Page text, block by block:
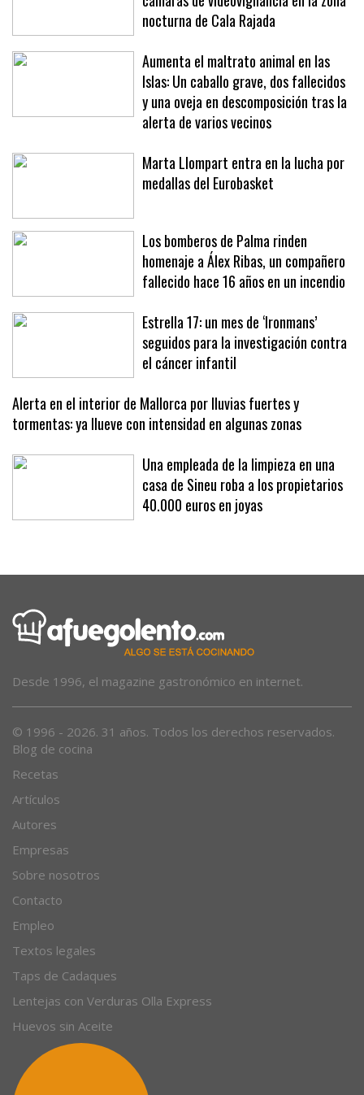
Contra el turismo de excesos:
cámaras de videovigilancia en la zona
nocturna de Cala Rajada
Aumenta el maltrato animal en las
Islas: Un caballo grave, dos fallecidos
y una oveja en descomposición tras la
alerta de varios vecinos
Marta Llompart entra en la lucha por
Los bomberos de Palma rinden
homenaje a Álex Ribas, un compañero
fallecido hace 16 años en un incendio
Estrella 17: un mes de ‘Ironmans’
seguidos para la investigación contra
el cáncer infantil
Alerta en el interior de Mallorca por lluvias fuertes y
tormentas: ya llueve con intensidad en algunas zonas
Una empleada de la limpieza en una
casa de Sineu roba a los propietarios
Blog de cocina
Recetas
Artículos
Autores
Empresas
Sobre nosotros
Contacto
Empleo
Textos legales
Taps de Cadaques
Lentejas con Verduras Olla Express
Huevos sin Aceite